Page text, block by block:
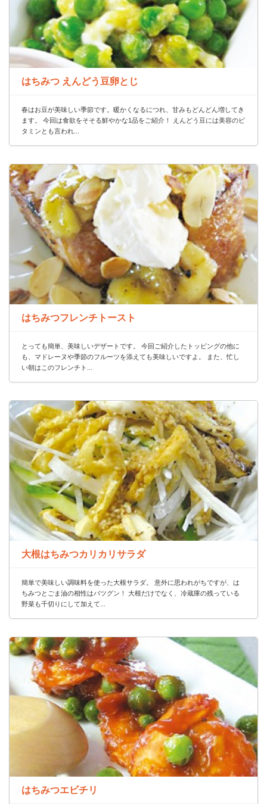
はちみつ えんどう豆卵とじ
春はお豆が美味しい季節です。暖かくなるにつれ、甘みもどんどん増してき
ます。 今回は食欲をそそる鮮やかな1品をご紹介！ えんどう豆には美容のビ
タミンとも言われ...
はちみつフレンチトースト
とっても簡単、美味しいデザートです。 今回ご紹介したトッピングの他に
も、マドレーヌや季節のフルーツを添えても美味しいですよ。 また、忙し
い朝はこのフレンチト...
大根はちみつカリカリサラダ
簡単で美味しい調味料を使った大根サラダ。 意外に思われがちですが、は
ちみつとごま油の相性はバツグン！ 大根だけでなく、冷蔵庫の残っている
野菜も千切りにして加えて...
はちみつエビチリ